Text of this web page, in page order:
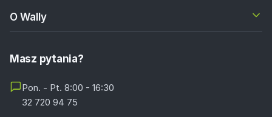
O Wally
Masz pytania?
Pon. - Pt. 8:00 - 16:30
32 720 94 75